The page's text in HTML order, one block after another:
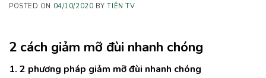
POSTED ON 04/10/2020 BYTIÊN TV
2 cách giảm mỡ đùi nhanh chóng
1. 2 phương pháp giảm mỡ đùi nhanh chóng